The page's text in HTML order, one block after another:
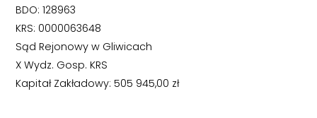
BDO: 128963
KRS: 0000063648
Sąd Rejonowy w Gliwicach
X Wydz. Gosp. KRS
Kapitał Zakładowy: 505 945,00 zł